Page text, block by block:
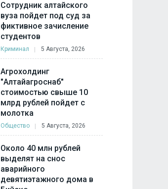
Сотрудник алтайского
вуза пойдет под суд за
фиктивное зачисление
студентов
Криминал 5 Августа, 2026
Агрохолдинг
"Алтайагроснаб"
стоимостью свыше 10
млрд рублей пойдет с
молотка
Общество 5 Августа, 2026
Около 40 млн рублей
выделят на снос
аварийного
девятиэтажного дома в